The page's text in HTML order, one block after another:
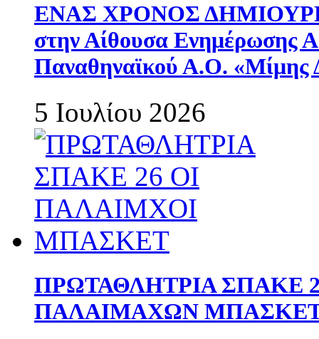
ΕΝΑΣ ΧΡΟΝΟΣ
στην Αίθουσα Ενημέρωσης
Παναθηναϊκού Α.Ο. «Μίμης
5 Ιουλίου 2026
ΠΡΩΤΑΘΛΗΤΡΙΑ ΣΠΑΚΕ
ΠΑΛΑΙΜΑΧΩΝ